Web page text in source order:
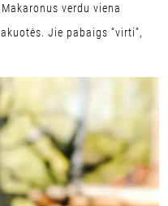
verdu viena
Jie pabaigs “virti”,